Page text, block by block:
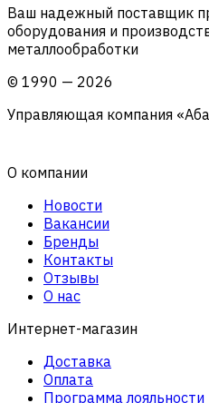
Ваш надежный поставщик
оборудования и
металлообработки
© 1990 — 2026
Управляющая компания
О компании
Новости
Вакансии
Бренды
Контакты
Отзывы
О нас
Интернет-магазин
Доставка
Оплата
Программа лояльности